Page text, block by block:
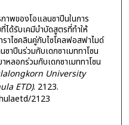
าพของโอแลนซาปีนในการ
ได้รับเคมีบำบัดสูตรที่ทำให้
าไซคลินคู่กับไซโคลฟอสฟาไมด์
าปีนร่วมกับเดกซาเมททาโซน
ลอกร่วมกับเดกซาเมททาโซน
University
ETD). 2123.
2123